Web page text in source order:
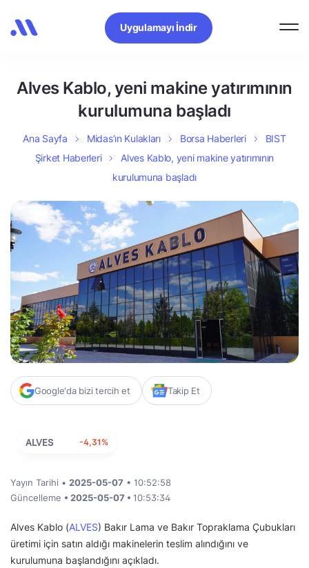
Uygulamayı İndir
Alves Kablo, yeni makine yatırımının
kurulumuna başladı
Ana Sayfa Midas’ın Kulakları Borsa Haberleri
BIST
Şirket Haberleri
Alves Kablo, yeni makine yatırımının
kurulumuna başladı
Google'da bizi tercih et Takip Et
ALVES -4,31%
Yayın Tarihi • 2025-05-07 • 10:52:58
Güncelleme • 2025-05-07 • 10:53:34
Alves Kablo (ALVES) Bakır Lama ve Bakır Topraklama Çubukları
üretimi için satın aldığı makinelerin teslim alındığını ve
kurulumuna başlandığını açıkladı.